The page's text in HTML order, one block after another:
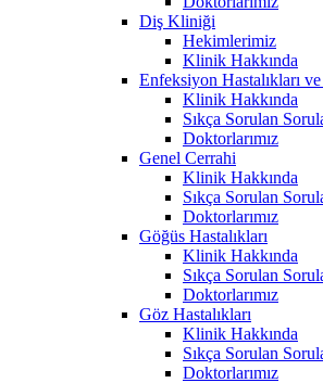
Diş Kliniği
Hekimlerimiz
Klinik Hakkında
Enfeksiyon Hastalıkları
Klinik Hakkında
Sıkça Sorulan
Doktorlarımız
Genel Cerrahi
Klinik Hakkında
Sıkça Sorulan
Doktorlarımız
Göğüs Hastalıkları
Klinik Hakkında
Sıkça Sorulan
Doktorlarımız
Göz Hastalıkları
Klinik Hakkında
Sıkça Sorulan
Doktorlarımız